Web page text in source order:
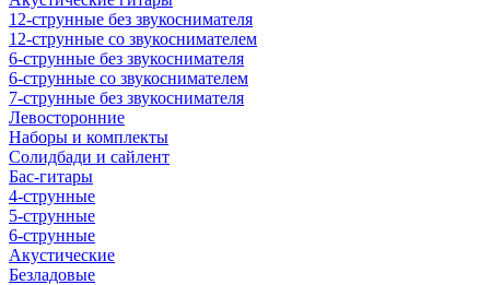
12-струнные без звукоснимателя
12-струнные со звукоснимателем
6-струнные без звукоснимателя
6-струнные со звукоснимателем
7-струнные без звукоснимателя
Левосторонние
Наборы и комплекты
Солидбади и сайлент
Бас-гитары
4-струнные
5-струнные
6-струнные
Акустические
Безладовые